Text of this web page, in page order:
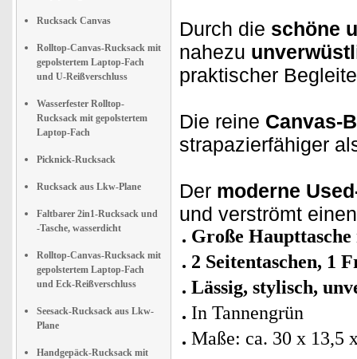
Rucksack Canvas
Rolltop-Canvas-Rucksack mit
gepolstertem Laptop-Fach
und U-Reißverschluss
Wasserfester Rolltop-
Rucksack mit gepolstertem
Laptop-Fach
Picknick-Rucksack
Rucksack aus Lkw-Plane
Faltbarer 2in1-Rucksack und
-Tasche, wasserdicht
Rolltop-Canvas-Rucksack mit
gepolstertem Laptop-Fach
und Eck-Reißverschluss
Seesack-Rucksack aus Lkw-
Plane
Handgepäck-Rucksack mit
Durch die schöne
nahezu
praktischer
Die reine Canvas-
strapazierfähiger
Der moderne
und verströmt
Große Haupttasche
2 Seitentaschen, 1
Lässig, stylisch,
In Tannengrün
Maße: ca. 30 x 13,5